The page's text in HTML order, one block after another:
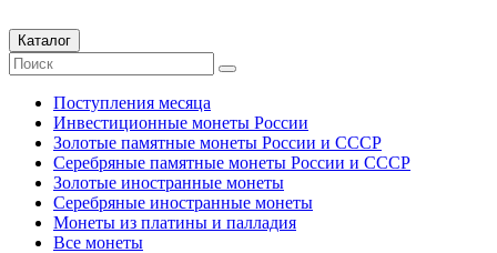
Каталог
Поступления месяца
Инвестиционные монеты России
Золотые памятные монеты России и СССР
Серебряные памятные монеты России и СССР
Золотые иностранные монеты
Серебряные иностранные монеты
Монеты из платины и палладия
Все монеты